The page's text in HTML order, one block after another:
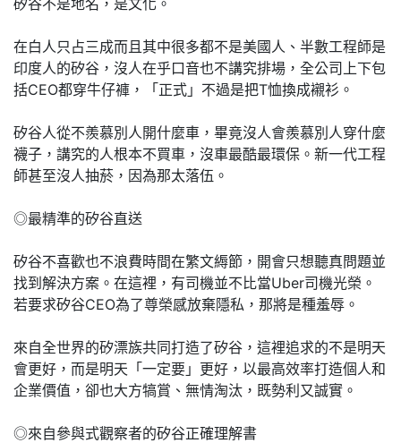
在白人只占三成而且其中很多都不是美國人、半數工程師是
印度人的矽谷，沒人在乎口音也不講究排場，全公司上下包
括CEO都穿牛仔褲，「正式」不過是把T恤換成襯衫。
矽谷人從不羨慕別人開什麼車，畢竟沒人會羨慕別人穿什麼
襪子，講究的人根本不買車，沒車最酷最環保。新一代工程
師甚至沒人抽菸，因為那太落伍。
◎最精準的矽谷直送
矽谷不喜歡也不浪費時間在繁文縟節，開會只想聽真問題並
找到解決方案。在這裡，有司機並不比當Uber司機光榮。
若要求矽谷CEO為了尊榮感放棄隱私，那將是種羞辱。
來自全世界的矽漂族共同打造了矽谷，這裡追求的不是明天
會更好，而是明天「一定要」更好，以最高效率打造個人和
企業價值，卻也大方犒賞、無情淘汰，既勢利又誠實。
◎來自參與式觀察者的矽谷正確理解書